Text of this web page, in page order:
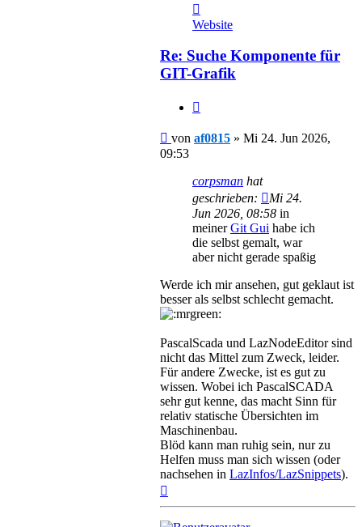
von
af0815
Website
Re: Suche Komponente für
GIT-Grafik
Beitrag
von af0815 » Mi 24. Jun 2026,
09:53
corpsman hat
geschrieben:
Mi 24.
Jun 2026, 08:58 in
meinerGit Gui habe ich
die selbst gemalt, war
aber nicht gerade spaßig
Werde ich mir ansehen, gut geklaut ist
besser als selbst schlecht gemacht.
PascalScada und LazNodeEditor sind
nicht das Mittel zum Zweck, leider.
Für andere Zwecke, ist es gut zu
wissen. Wobei ich PascalSCADA
sehr gut kenne, das macht Sinn für
relativ statische Übersichten im
Maschinenbau.
Blöd kann man ruhig sein, nur zu
Helfen muss man sich wissen (oder
nachsehen in LazInfos/LazSnippets).